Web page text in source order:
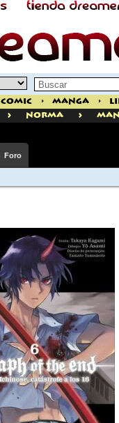
Comic > Manga >
> Norma >
Foro